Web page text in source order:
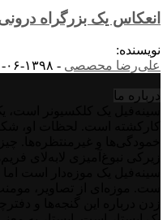
انعکاس یک بزرگراه
نویسنده:
علی‌رضا محصصی - ۱۳۹۸-۰۶-۱۱
درباره‌ ما